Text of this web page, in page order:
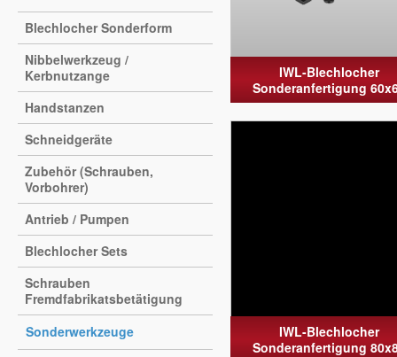
IWL-Blechlocher
Sonderanfertigung
IWL-Blechlocher
Sonderanfertigung
Blechlocher Sonderform
Nibbelwerkzeug /
Kerbnutzange
Handstanzen
Schneidgeräte
Zubehör (Schrauben,
Vorbohrer)
Antrieb / Pumpen
Blechlocher Sets
Schrauben
Fremdfabrikatsbetätigung
Sonderwerkzeuge